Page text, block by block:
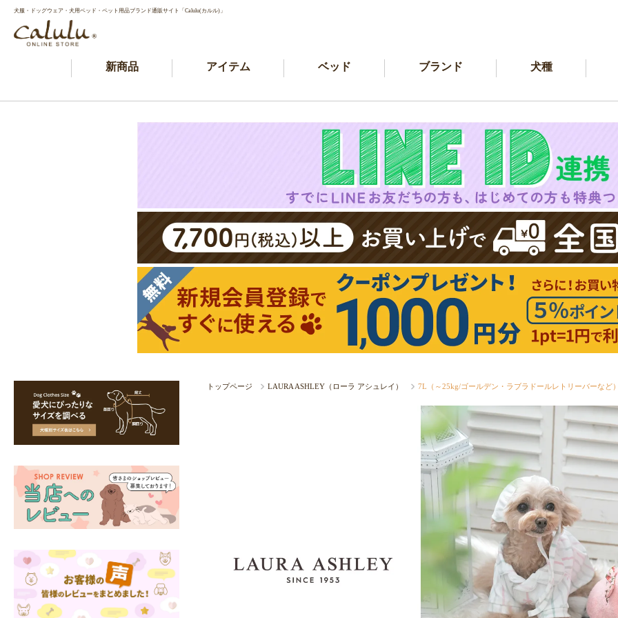
犬服・ドッグウェア・犬用ベッド・ペット用品ブランド通販サイト「Calulu(カルル)」
新商品 アイテム ベッド ブランド 犬種
トップページ LAURA ASHLEY（ローラ アシュレイ） 7L（～25kg/ゴールデン・ラブラドールレトリーバーなど